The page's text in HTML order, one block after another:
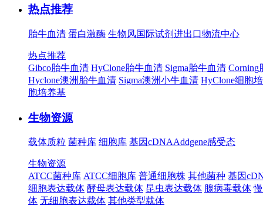
热点推荐
胎牛血清 蛋白激酶 生物风国际试剂进出口物流中心
热点推荐
Gibco胎牛血清 HyClone胎牛血清 Sigma胎牛血清 Corning
Hyclone澳洲胎牛血清 Sigma澳洲小牛血清 HyClone细胞
胞培养基
生物资源
载体质粒 菌种库 细胞库 基因cDNAAddgene感受态
生物资源
ATCC菌种库 ATCC细胞库 普通细胞株 其他菌种 基因
细胞表达载体 酵母表达载体 昆虫表达载体 腺病毒载体
体 无细胞表达载体 其他类型载体